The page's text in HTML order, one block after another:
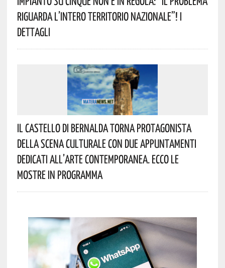
Riguarda L’intero Territorio Nazionale”! I
Dettagli
Il Castello Di Bernalda Torna Protagonista
Della Scena Culturale Con Due Appuntamenti
Dedicati All’arte Contemporanea. Ecco Le
Mostre In Programma